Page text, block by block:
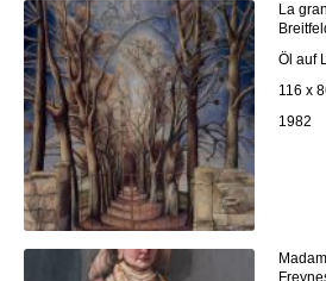
La
Öl auf
116 x
1982